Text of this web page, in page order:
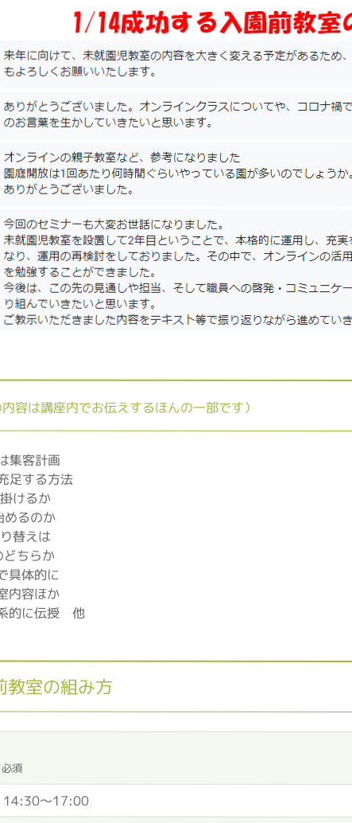
内容は講座内でお伝えするほんの一部です）
集客計画
足する方法
けるか
めるのか
替えは
ちらか
具体的に
内容ほか
的に伝授 他
室の組み方
須
14:30～17:00